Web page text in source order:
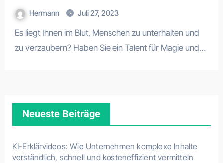
Hermann Juli 27, 2023
Es liegt Ihnen im Blut, Menschen zu unterhalten und
zu verzaubern? Haben Sie ein Talent für Magie und…
Neueste Beiträge
KI-Erklärvideos: Wie Unternehmen komplexe Inhalte
verständlich, schnell und kosteneffizient vermitteln